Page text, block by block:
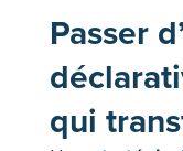
Passer
qui